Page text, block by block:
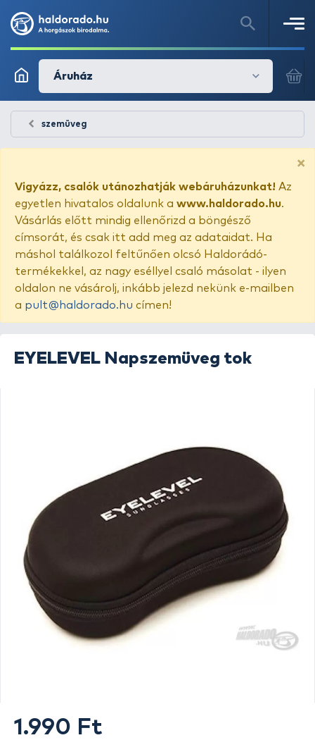
Áruház
szemüveg
×
Vigyázz, csalók utánozhatják webáruházunkat! Az
egyetlen hivatalos oldalunk a www.haldorado.hu.
Vásárlás előtt mindig ellenőrizd a böngésző
címsorát, és csak itt add meg az adataidat. Ha
máshol találkozol feltűnően olcsó Haldorádó-
termékekkel, az nagy eséllyel csaló másolat - ilyen
oldalon ne vásárolj, inkább jelezd nekünk e-mailben
a pult@haldorado.hu címen!
EYELEVEL Napszemüveg tok
1.990 Ft